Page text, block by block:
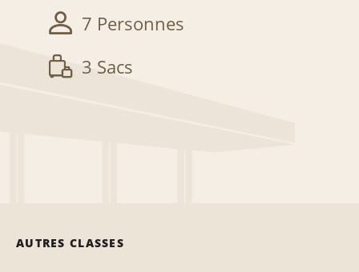
7 Personnes
3 Sacs
AUTRES CLASSES